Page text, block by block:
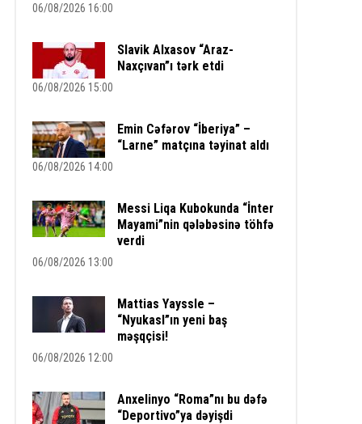
06/08/2026 16:00
Slavik Alxasov “Araz-
Naxçıvan”ı tərk etdi
06/08/2026 15:00
Emin Cəfərov “İberiya” –
“Larne” matçına təyinat aldı
06/08/2026 14:00
Messi Liqa Kubokunda “İnter
Mayami”nin qələbəsinə töhfə
verdi
06/08/2026 13:00
Mattias Yayssle –
“Nyukasl”ın yeni baş
məşqçisi!
06/08/2026 12:00
Anxelinyo “Roma”nı bu dəfə
“Deportivo”ya dəyişdi